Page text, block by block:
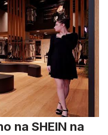
na SHEIN na